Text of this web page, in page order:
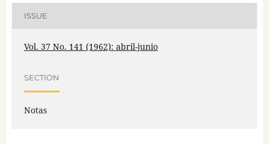
ISSUE
Vol. 37 No. 141 (1962): abril-junio
SECTION
Notas